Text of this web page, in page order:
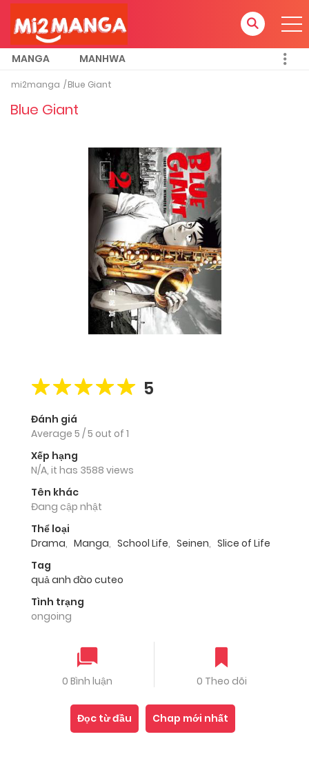
MANGA MANHWA
mi2manga Blue Giant
Blue Giant
5
Đánh giá
Average 5 /5 out of 1
Xếp hạng
N/A, it has 3588 views
Tên khác
Đang cập nhật
Thể loại
Drama, Manga, School Life, Seinen, Slice of Life
Tag
quả anh đào cuteo
Tình trạng
ongoing
0 Bình luận 0 Theo dõi
Đọc từ đầu Chap mới nhất